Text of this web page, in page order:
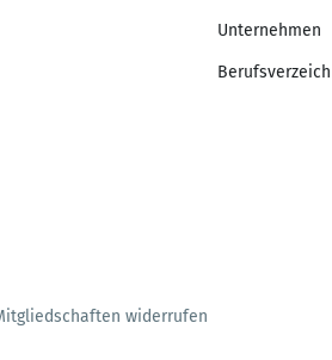
Unternehmen
widerrufen